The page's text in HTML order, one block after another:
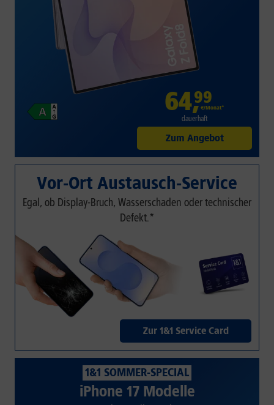
64,99
€/Monat*
dauerhaft
Zum Angebot
Vor-Ort Austausch-Service
Egal, ob Display-Bruch, Wasserschaden oder technischer
Defekt.*
Zur 1&1 Service Card
1&1 SOMMER-SPECIAL
iPhone 17 Modelle